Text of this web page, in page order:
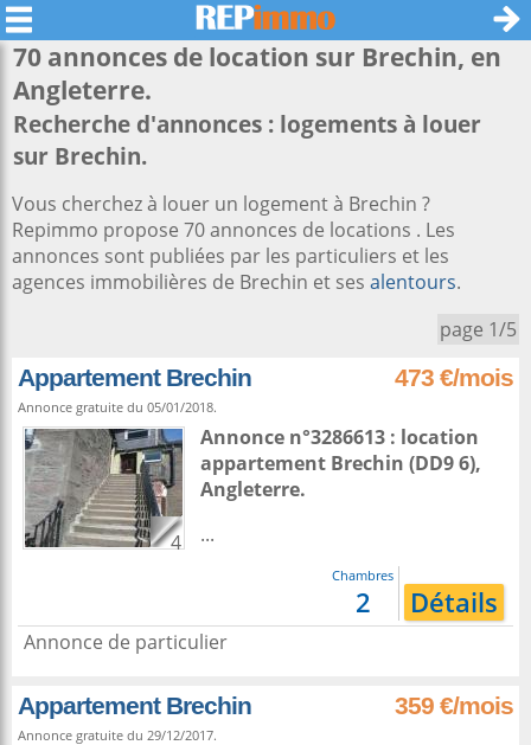
70 annonces de location sur Brechin, en
Angleterre.
Recherche d'annonces : logements à louer
sur Brechin.
Vous cherchez à louer un logement à Brechin ?
Repimmo propose 70 annonces de locations . Les
annonces sont publiées par les particuliers et les
agences immobilières de Brechin et ses alentours.
page 1/5
Appartement Brechin 473 €/mois
Annonce gratuite du 05/01/2018.
4
Annonce n°3286613 : location
appartement Brechin (DD9 6),
Angleterre.
...
Chambres
2 Détails
Annonce de particulier
Appartement Brechin 359 €/mois
Annonce gratuite du 29/12/2017.